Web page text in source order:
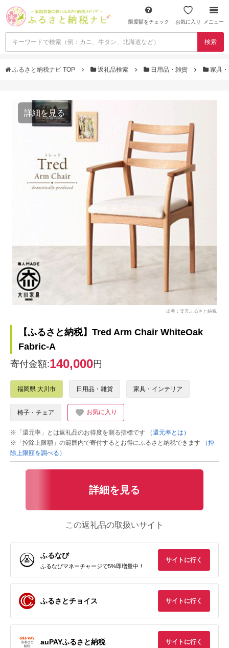
限度額をチェック お気に入り メニュー
検索
ふるさと納税ナビ TOP 返礼品検索 日用品・雑貨 家具
詳細を見る
出典：楽天ふるさと納税
【ふるさと納税】Tred Arm Chair WhiteOak
Fabric-A
寄付金額:140,000円
福岡県 大川市 日用品・雑貨 家具・インテリア
椅子・チェア お気に入り
※「還元率」とは返礼品のお得度を測る指標です
（還元率とは）
※「控除上限額」の範囲内で寄付するとお得にふるさと納税できます
（控
除上限額を調べる）
詳細を見る
この返礼品の取扱いサイト
ふるなび
ふるなびマネーチャージで5%即増量中！
サイトに行く
ふるさとチョイス サイトに行く
auPAYふるさと納税 サイトに行く